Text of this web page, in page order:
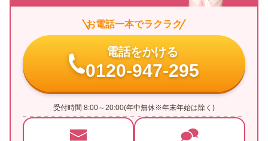
お電話一本でラクラク
電話をかける
0120-947-295
受付時間 8:00～20:00(年中無休※年末年始は除く)